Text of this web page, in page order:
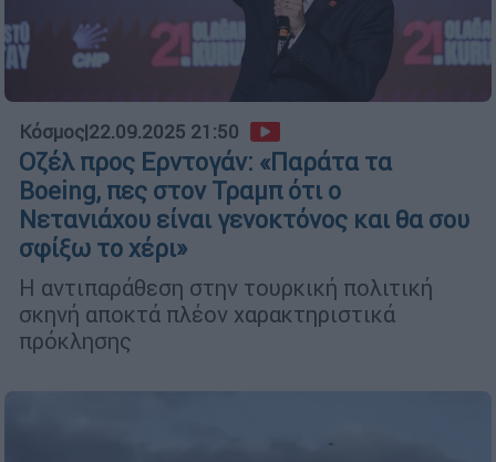
Κόσμος|22.09.2025 21:50
Οζέλ προς Ερντογάν: «Παράτα τα
Boeing, πες στον Τραμπ ότι ο
Νετανιάχου είναι γενοκτόνος και θα σου
σφίξω το χέρι»
Η αντιπαράθεση στην τουρκική πολιτική
σκηνή αποκτά πλέον χαρακτηριστικά
πρόκλησης